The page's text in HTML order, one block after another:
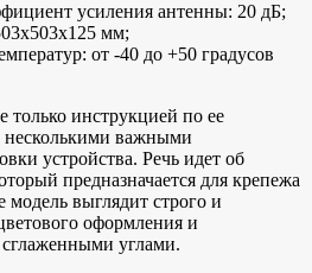
усиления антенны: 20 дБ;
мм;
от -40 до +50 градусов
только инструкцией по ее
несколькими важными
устройства. Речь идет об
предназначается для крепежа
выглядит строго и
оформления и
углами.